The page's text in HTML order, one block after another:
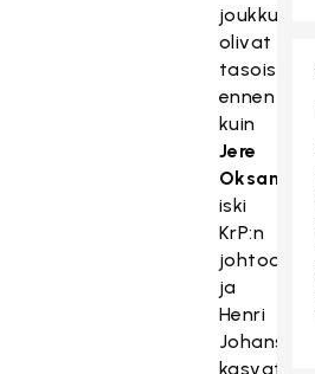
joukkueet
olivat
tasoissa
ennen
kuin
Jere
Oksanen
iski
KrP:n
johtoon
ja
Henri
Johansson
kasvatti